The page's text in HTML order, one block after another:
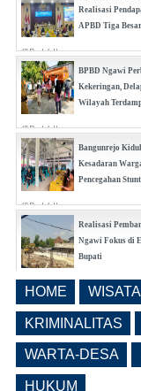
Realisasi
APBD Tiga
(0 Reply(s))
BPBD Ngawi
Kekeringan,
Wilayah
(0 Reply(s))
Bangunrejo
Kesadaran
Pencegahan
(0 Reply(s))
Realisasi
Ngawi Fokus di
Bupati
Buka Seleksi
(0 Reply(s))
HOME WISATA
KRIMINALITAS
WARTA-DESA
HUKUM